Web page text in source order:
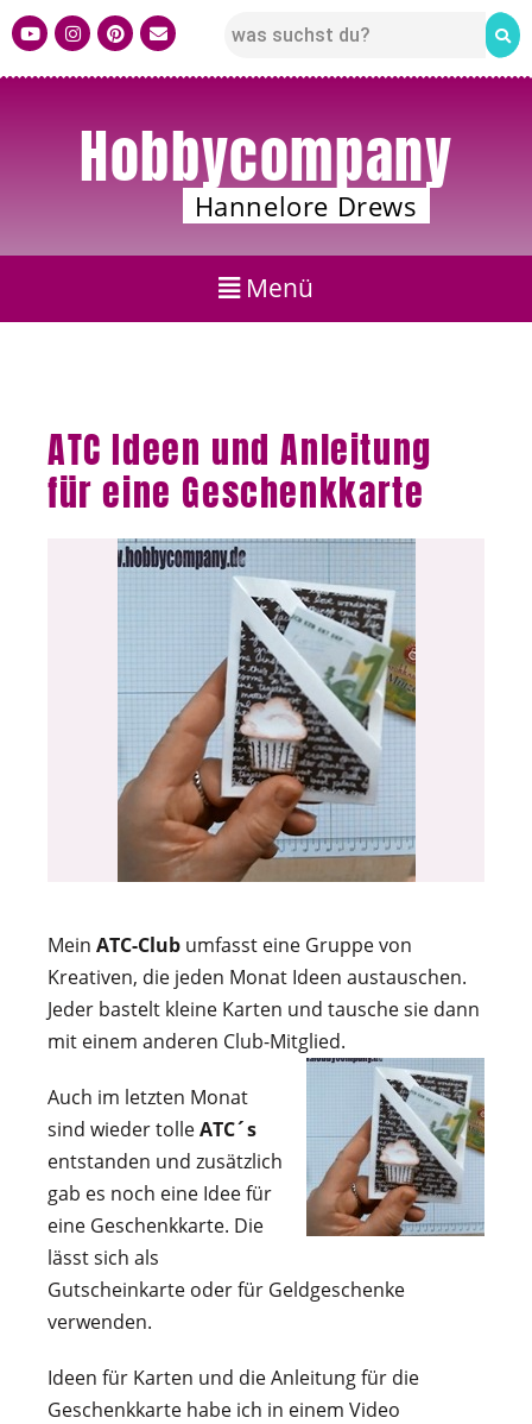
Hobbycompany
Hannelore Drews
ATC Ideen und Anleitung
für eine Geschenkkarte
Mein ATC-Club umfasst eine Gruppe von
Kreativen, die jeden Monat Ideen austauschen.
Jeder bastelt kleine Karten und tausche sie dann
mit einem anderen Club-Mitglied.
Auch im letzten Monat
sind wieder tolleATC´s
entstanden und zusätzlich
gab es noch eine Idee für
eine Geschenkkarte. Die
lässt sich als
Gutscheinkarte oder für Geldgeschenke
verwenden.
Ideen für Karten und die Anleitung für die
Geschenkkarte habe ich in einem Video